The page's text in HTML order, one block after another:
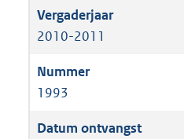
2010-2011
1993